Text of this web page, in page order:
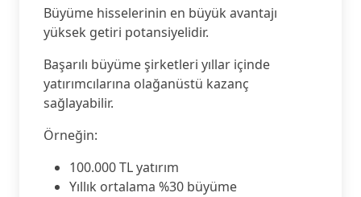
Büyüme hisselerinin en büyük avantajı
yüksek getiri potansiyelidir.
Başarılı büyüme şirketleri yıllar içinde
yatırımcılarına olağanüstü kazanç
sağlayabilir.
Örneğin:
100.000 TL yatırım
Yıllık ortalama %30 büyüme